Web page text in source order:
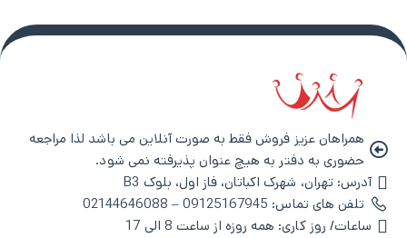
همراهان عزیز فروش فقط به صورت آنلاین می باشد لذا مراجعه
حضوری به دفتر به هیچ عنوان پذیرفته نمی شود.
آدرس: تهران، شهرک اکباتان، فاز اول، بلوک B3
تلفن های تماس: 09125167945 – 02144646088
ساعات/ روز کاری: همه روزه از ساعت 8 الی 17